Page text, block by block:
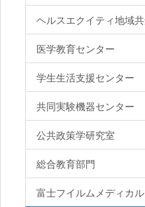
ヘルスエクイティ地域
医学教育センター
学生生活支援センター
共同実験機器センター
公共政策学研究室
総合教育部門
富士フイルムメディカ